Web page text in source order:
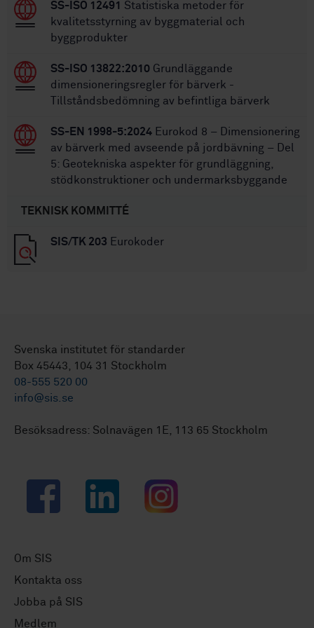
SS-ISO 12491
Statistiska metoder för
kvalitetsstyrning av byggmaterial och
byggprodukter
SS-ISO 13822:2010 Grundläggande
dimensioneringsregler för bärverk -
Tillståndsbedömning av befintliga bärverk
SS-EN 1998-5:2024 Eurokod 8 – Dimensionering
av bärverk med avseende på jordbävning – Del
5: Geotekniska aspekter för grundläggning,
stödkonstruktioner och undermarksbyggande
TEKNISK KOMMITTÉ
SIS/TK 203 Eurokoder
Svenska institutet för standarder
Box 45443, 104 31 Stockholm
08-555 520 00
info@sis.se
Besöksadress: Solnavägen 1E, 113 65 Stockholm
Facebook LinkedIn Instagram
Om SIS
Kontakta oss
Jobba på SIS
Medlem